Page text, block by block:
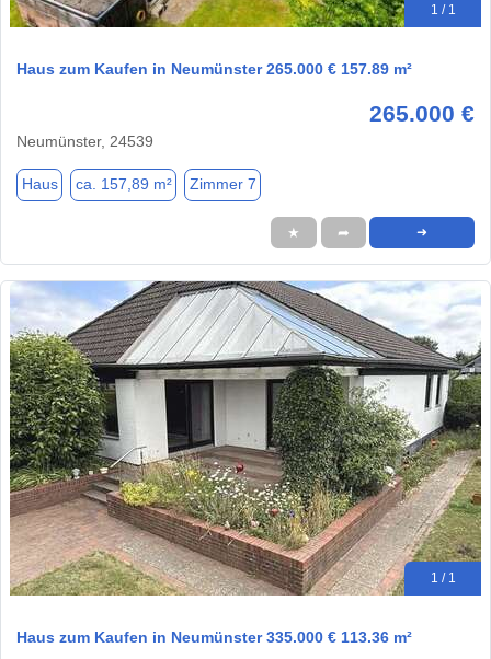
1 / 1
Haus zum Kaufen in Neumünster 265.000 € 157.89 m²
265.000 €
Neumünster, 24539
Haus ca. 157,89 m² Zimmer 7
★ ➦ ➜
1 / 1
Haus zum Kaufen in Neumünster 335.000 € 113.36 m²